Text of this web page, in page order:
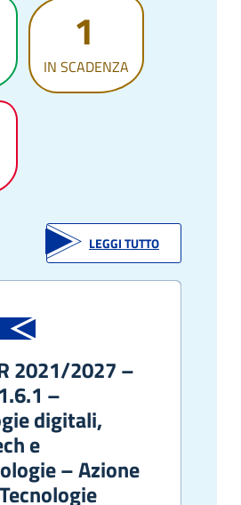
1
IN SCADENZA
LEGGI TUTTO
2021/2027 –
–
digitali,
e
– Azione